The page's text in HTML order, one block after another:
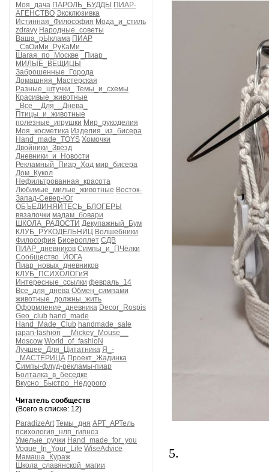
Моя_дача ПАРОЛЬ_БУДДЫ ПИАР-
АГЕНСТВО Эксклюзивка
Истинная_Философия Мода_и_стиль
zdravy Народные_советы
Ваша_рЫклама ПИАР
_СвОиМи_РуКаМи_
Шагая_по_Москве
_Пиар_
МИЛЫЕ_ВЕЩИЦЫ
Заброшенные_Города
Домашняя_Мастерская
Разные_штучки_
Темы_и_схемы
Красивые_животные
_Все__Для__Днева_
Птицы_и_животные
полезные_игрушки Мир_рукоделия
Моя_косметика Изделия_из_бисера
Hand_made_TOYS Хомочки
Двойники_Звёзд
Дневники_и_Новости
Рекламный_Пиар_Ход мир_бисера
Дом_Кукол
Нефильтрованная_красота
Любимые_милые_животные Восток-
Запад-Север-Юг
ОБЪЕДИНЯЙТЕСЬ_БЛОГЕРЫ
вязалочки мадам_бовари
ШКОЛА_РАДОСТИ Декупажный_Бум
КЛУБ_РУКОДЕЛЬНИЦ Волшебники
Философия Бисероплет СДВ
ПИАР_дневников Симпы_и_ПЧёлки
Сообщество_ЙОГА
Пиар_новых_дневников
КЛУБ_ПСИХОЛОГиЯ
Интересные_ссылки февраль_14
Все_для_днева Обмен_симпами
животные_должны_жить
Оформление_дневника Decor_Rospis
Geo_club hand_made
Hand_Made_Club handmade_sale
japan-fashion
__Mickey_Mouse__
Moscow World_of_fashioN
Лучшее_Для_Цитатника Я_-
_МАСТЕРИЦА Проект_Жадинка
Симпы-флуд-рекламы-пиар
Болталка_в_беседке
Вкусно_Быстро_Недорого
Читатель сообществ
(Всего в списке: 12)
ParadizeArt Темы_дня АРТ_АРТель
психология_нлп_гипноз
Умелые_ручки Hand_made_for_you
Vogue_In_Your_Life WiseAdvice
Мамаша_Кураж
Школа_славянской_магии
5.